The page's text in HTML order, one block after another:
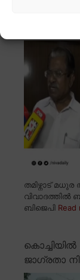
തമിഴ്നാട് മധുര
വിവാദത്തിൽ
ബിജെപി Read
ജാഗ്രതാ